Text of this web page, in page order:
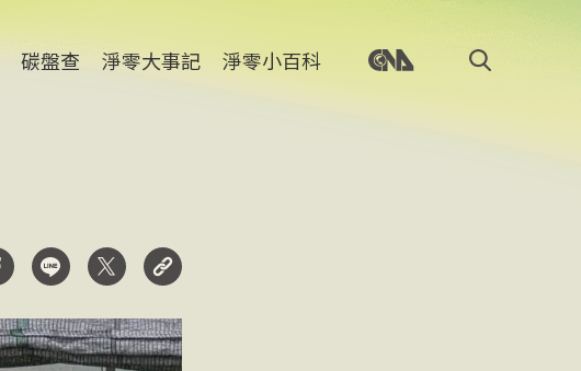
碳盤查 淨零大事記 淨零小百科